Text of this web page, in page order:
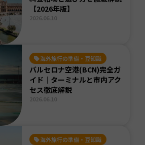
【2026年版】
海外旅行の準備・豆知識
バルセロナ空港(BCN)完全ガ
イド｜ターミナルと市内アク
セス徹底解説
海外旅行の準備・豆知識